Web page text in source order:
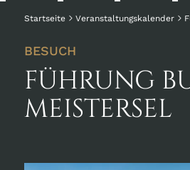
Startseite Veranstaltungskalender
BESUCH
FÜHRUNG
MEISTERSEL